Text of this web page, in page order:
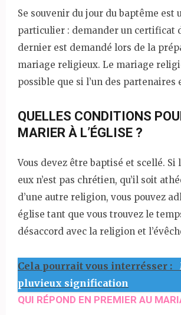
Se souvenir du jour du baptême est
particulier : demander un certificat
dernier est demandé lors de la
mariage religieux. Le mariage
possible que si l’un des partenaires
QUELLES CONDITIONS
MARIER À L’ÉGLISE ?
Vous devez être baptisé et scellé. Si
eux n’est pas chrétien, qu’il soit
d’une autre religion, vous pouvez
église tant que vous trouvez le
désaccord avec la religion et
Cela pourrait vous interrésser :
pluvieux signification
QUI RÉPOND EN PREMIER AU